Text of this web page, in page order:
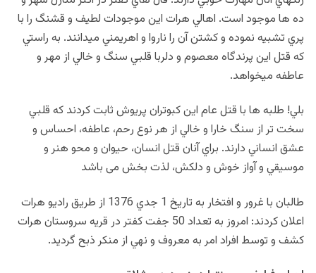
ده ها موجود است. اهالي هرات اين موجودات لطيف و قشنگ را با
پري تشبيه نموده و کشتن آن را ناروا و اهريمني مي‏دانند. به راستي
که قتل اين پرندگاه معصوم و دلربا قلبي سنگ و خالي از مهر و
عاطفه مي‏خواهد.
بلي! طلبه ها با قتل عام اين کبوتران پري‏وش ثابت کردند که قلبي
سخت تر از سنگ خارا و خالي از هر نوع رحم، عاطفه، احساس و
عشق انساني دارند. براي آنان قتل انسان، حيوان و محو هنر و
موسيقي و آواز خوش و دلکش، لذت بخش می باشد
طالبان با غرور و افتخار به تاريخ 1 جدي 1376 از طريق راديو هرات
اعلان کردند: امروز به تعداد 50 جفت کفتر در قريه سروستان هرات
کشف و توسط افراد امر به معروف و نهي از منکر ذبح گرديد.